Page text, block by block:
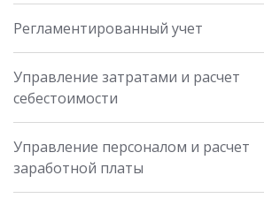
Регламентированный учет
Управление затратами и расчет
себестоимости
Управление персоналом и расчет
заработной платы